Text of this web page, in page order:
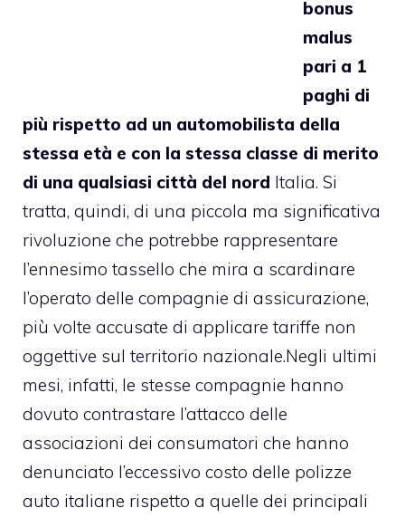
bonus
malus
pari a 1
paghi di
più rispetto ad un automobilista della
stessa età e con la stessa classe di merito
di una qualsiasi città del nord Italia. Si
tratta, quindi, di una piccola ma significativa
rivoluzione che potrebbe rappresentare
l’ennesimo tassello che mira a scardinare
l’operato delle compagnie di assicurazione,
più volte accusate di applicare tariffe non
oggettive sul territorio nazionale.Negli ultimi
mesi, infatti, le stesse compagnie hanno
dovuto contrastare l’attacco delle
associazioni dei consumatori che hanno
denunciato l’eccessivo costo delle polizze
auto italiane rispetto a quelle dei principali